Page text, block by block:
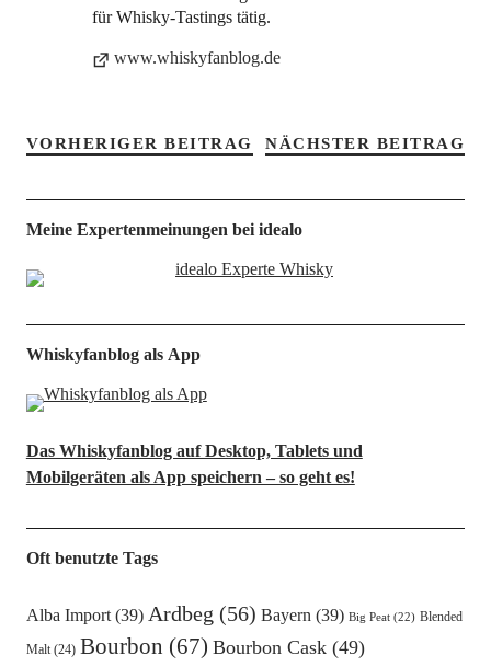
für Whisky-Tastings tätig.
www.whiskyfanblog.de
VORHERIGER BEITRAG NÄCHSTER BEITRAG
Meine Expertenmeinungen bei idealo
Whiskyfanblog als App
Das Whiskyfanblog auf Desktop, Tablets und
Mobilgeräten als App speichern – so geht es!
Oft benutzte Tags
Alba Import(39) Ardbeg (56) Bayern(39) Big Peat(22) Blended
Malt(24) Bourbon (67) Bourbon Cask(49)